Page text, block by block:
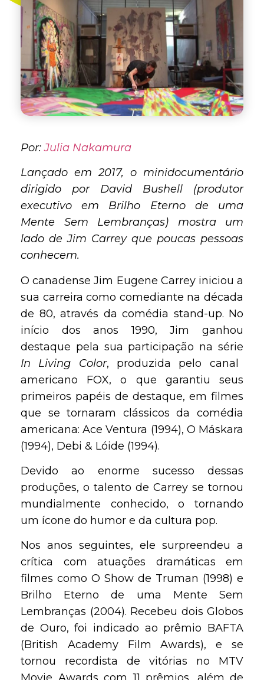
Por:Julia Nakamura
Lançado em 2017, o minidocumentário
dirigido por David Bushell (produtor
executivo em Brilho Eterno de uma
Mente Sem Lembranças) mostra um
lado de Jim Carrey que poucas pessoas
conhecem.
O canadense Jim Eugene Carrey iniciou a
sua carreira como comediante na década
de 80, através da comédia stand-up. No
início dos anos 1990, Jim ganhou
destaque pela sua participação na série
In Living Color, produzida pelo canal
americano FOX, o que garantiu seus
primeiros papéis de destaque, em filmes
que se tornaram clássicos da comédia
americana: Ace Ventura (1994), O Máskara
(1994), Debi & Lóide (1994).
Devido ao enorme sucesso dessas
produções, o talento de Carrey se tornou
mundialmente conhecido, o tornando
um ícone do humor e da cultura pop.
Nos anos seguintes, ele surpreendeu a
crítica com atuações dramáticas em
filmes como O Show de Truman (1998) e
Brilho Eterno de uma Mente Sem
Lembranças (2004). Recebeu dois Globos
de Ouro, foi indicado ao prêmio BAFTA
(British Academy Film Awards), e se
tornou recordista de vitórias no MTV